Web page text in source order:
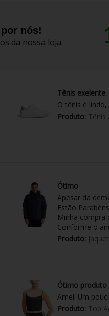
nós!
da nossa loja.
Tênis exelente.
O tênis é
Produto: Tênis
Ótimo
Apesar da
Estão Parabéns
Minha compra
Conforme o
Produto:
Ótimo produto
Amei! Um
Produto: Top